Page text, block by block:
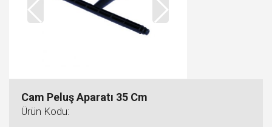
Cam Peluş Aparatı 35 Cm
Ürün Kodu: